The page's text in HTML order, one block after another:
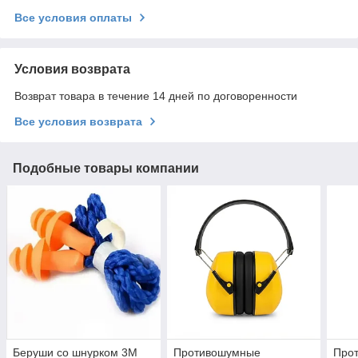
Все условия оплаты
Условия возврата
Возврат товара в течение 14 дней по договоренности
Все условия возврата
Подобные товары компании
Беруши со шнурком 3М Противошумные